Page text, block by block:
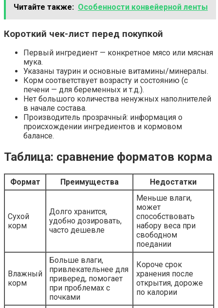
Читайте также: Особенности конвейерной ленты
Короткий чек-лист перед покупкой
Первый ингредиент — конкретное мясо или мясная
мука.
Указаны таурин и основные витамины/минералы.
Корм соответствует возрасту и состоянию (с
печени — для беременных и т.д.).
Нет большого количества ненужных наполнителей
в начале состава.
Производитель прозрачный: информация о
происхождении ингредиентов и кормовом
балансе.
Таблица: сравнение форматов корма
Формат Преимущества Недостатки
Сухой
корм
Долго хранится,
удобно дозировать,
часто дешевле
Меньше влаги,
может
способствовать
набору веса при
свободном
поедании
Влажный
корм
Больше влаги,
привлекательнее для
приверед, помогает
при проблемах с
почками
Короче срок
хранения после
открытия, дороже
по калории